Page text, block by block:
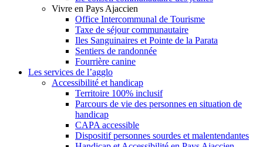
Vivre en Pays Ajaccien
Office Intercommunal de Tourisme
Taxe de séjour communautaire
Iles Sanguinaires et Pointe de la Parata
Sentiers de randonnée
Fourrière canine
Les services de l’agglo
Accessibilité et handicap
Territoire 100% inclusif
Parcours de vie des personnes en situation de
handicap
CAPA accessible
Dispositif personnes sourdes et malentendantes